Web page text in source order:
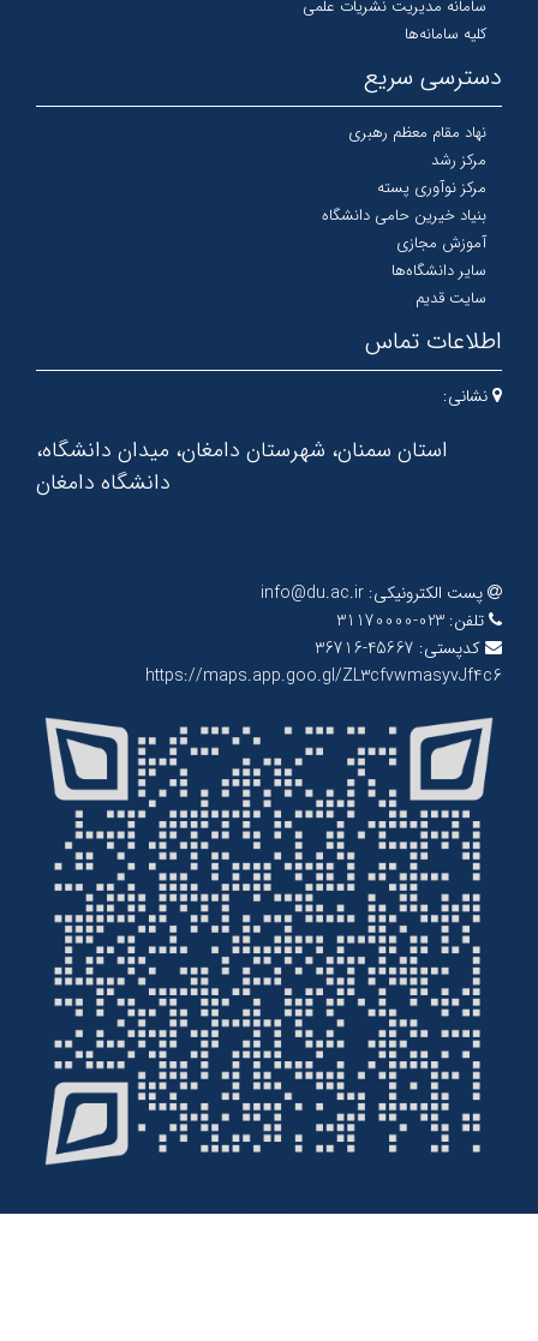
سامانه مدیریت نشریات علمی
کلیه سامانه‌ها
دسترسی سریع
نهاد مقام معظم رهبری
مرکز رشد
مرکز نوآوری پسته
بنیاد خیرین حامی دانشگاه
آموزش مجازی
سایر دانشگاه‌ها
سایت قدیم
اطلاعات تماس
نشانی:
استان سمنان، شهرستان دامغان، میدان دانشگاه،
دانشگاه دامغان
پست الکترونیکی: info@du.ac.ir
تلفن: 023-31170000
کدپستی: 45667-36716
https://maps.app.goo.gl/ZL3cfvwmasyvJf4c6